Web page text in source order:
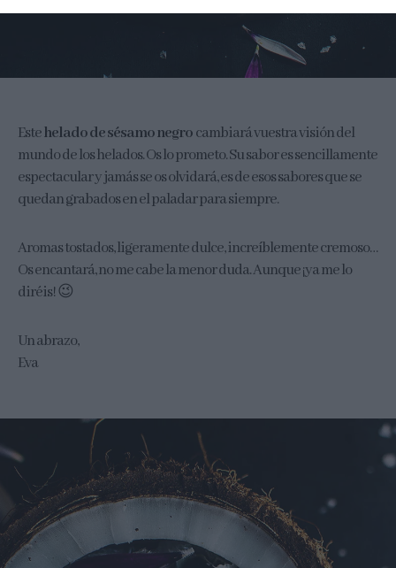
Estehelado de sésamo negrocambiará vuestra visión del
mundo de los helados. Os lo prometo. Su sabor es sencillamente
espectacular y jamás se os olvidará, es de esos sabores que se
quedan grabados en el paladar para siempre.
Aromas tostados, ligeramente dulce, increíblemente cremoso…
Os encantará, no me cabe la menor duda. Aunque ¡ya me lo
diréis! 😉
Un abrazo,
Eva